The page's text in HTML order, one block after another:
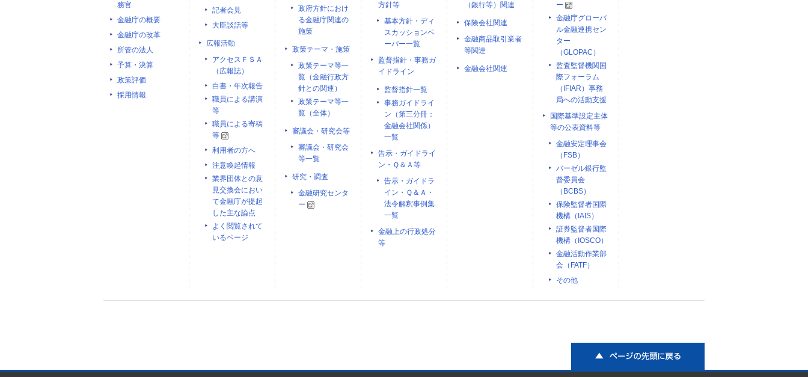
務官
金融庁の概要
金融庁の改革
所管の法人
予算・決算
政策評価
採用情報
記者会見
大臣談話等
広報活動
アクセスＦＳＡ
（広報誌）
白書・年次報告
職員による講演
等
職員による寄稿
等
利用者の方へ
注意喚起情報
業界団体との意
見交換会におい
て金融庁が提起
した主な論点
よく閲覧されて
いるページ
政府方針におけ
る金融庁関連の
施策
政策テーマ・施策
政策テーマ等一
覧（金融行政方
針との関連）
政策テーマ等一
覧（全体）
審議会・研究会等
審議会・研究会
等一覧
研究・調査
金融研究センタ
ー
方針等
基本方針・ディ
スカッションペ
ーパー一覧
監督指針・事務ガ
イドライン
監督指針一覧
事務ガイドライ
ン（第三分冊：
金融会社関係）
一覧
告示・ガイドライ
ン・Ｑ＆Ａ等
告示・ガイドラ
イン・Ｑ＆Ａ・
法令解釈事例集
一覧
金融上の行政処分
等
（銀行等）関連
保険会社関連
金融商品取引業者
等関連
金融会社関連
ー
金融庁グローバ
ル金融連携セン
ター
（GLOPAC）
監査監督機関国
際フォーラム
（IFIAR）事務
局への活動支援
国際基準設定主体
等の公表資料等
金融安定理事会
（FSB）
バーゼル銀行監
督委員会
（BCBS）
保険監督者国際
機構（IAIS）
証券監督者国際
機構（IOSCO）
金融活動作業部
会（FATF）
その他